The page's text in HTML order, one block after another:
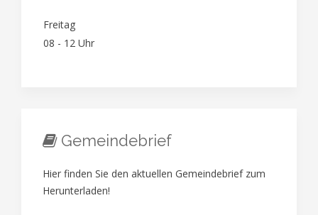
Freitag
08 - 12 Uhr
Gemeindebrief
Hier finden Sie den aktuellen Gemeindebrief zum
Herunterladen!